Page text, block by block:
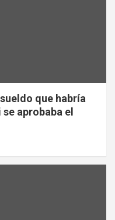
que habría
aprobaba el